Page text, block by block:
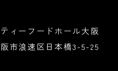
ィーフードホール大阪
速区日本橋3-5-25